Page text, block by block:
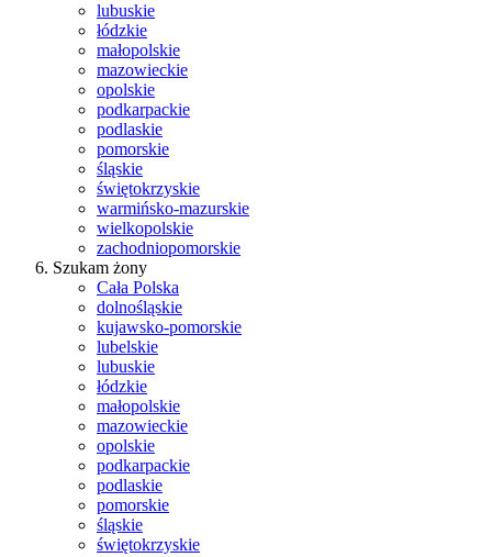
lubuskie
łódzkie
małopolskie
mazowieckie
opolskie
podkarpackie
podlaskie
pomorskie
śląskie
świętokrzyskie
warmińsko-mazurskie
wielkopolskie
zachodniopomorskie
Szukam żony
Cała Polska
dolnośląskie
kujawsko-pomorskie
lubelskie
lubuskie
łódzkie
małopolskie
mazowieckie
opolskie
podkarpackie
podlaskie
pomorskie
śląskie
świętokrzyskie